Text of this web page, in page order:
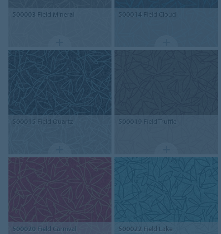
500003 Field Mineral 500014 Field Cloud
500015 Field Quartz 500019 Field Truffle
500020 Field Carnival 500022 Field Lake